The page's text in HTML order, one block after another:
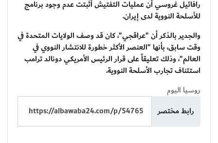
رافائيل غروسي أن عمليات التفتيش أثبتت عدم وجود برنامج
للأسلحة النووية لدى إيران.
والجدير بالذكر أن "عراقجي"، كان قد وصف الولايات المتحدة في
وقت سابق، بأنها "العنصر الأكثر خطورة للانتشار النووي في
العالم"، وذلك تعليقاً على قرار الرئيس الأمريكي دونالد ترامب
استئناف تجارب الأسلحة النووية.
روسيا اليوم
رابط مختصر